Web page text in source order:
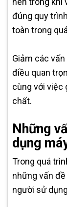
đúng quy
toàn trong
Giảm các
điều quan
cùng với việc
chất.
Những
dụng
Trong quá
những vấn
người sử